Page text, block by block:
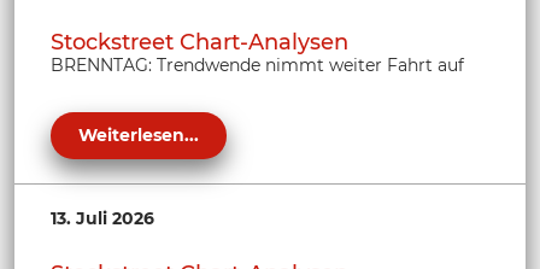
Stockstreet Chart-Analysen
BRENNTAG: Trendwende nimmt weiter Fahrt auf
Weiterlesen...
13. Juli 2026